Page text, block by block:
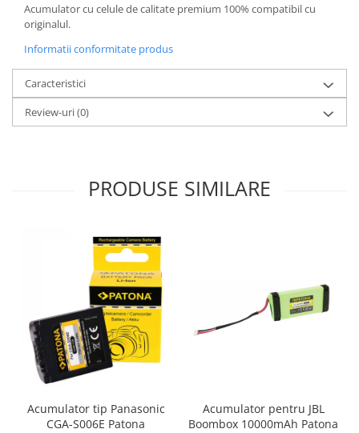
Acumulator cu celule de calitate premium 100% compatibil cu
originalul.
Informatii conformitate produs
Caracteristici
Review-uri(0)
PRODUSE SIMILARE
Acumulator tip Panasonic
CGA-S006E Patona
Acumulator pentru JBL
Boombox 10000mAh Patona